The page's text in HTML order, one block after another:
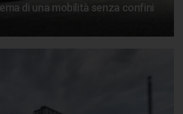
di una mobilità senza confini